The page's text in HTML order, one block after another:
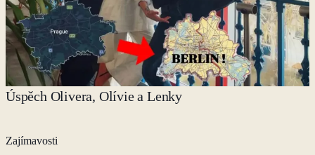
Úspěch Olivera, Olívie a Lenky
Zajímavosti